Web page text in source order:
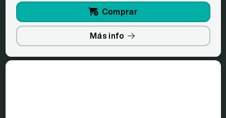
Comprar
Más info